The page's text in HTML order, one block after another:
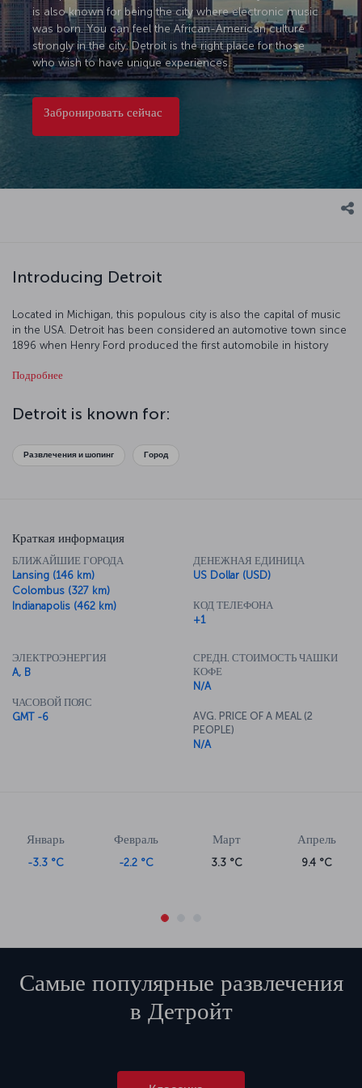
is also known for being the city where electronic music
was born. You can feel the African-American culture
strongly in the city. Detroit is the right place for those
who wish to have unique experiences.
Забронировать сейчас
Introducing Detroit
Located in Michigan, this populous city is also the capital of music
in the USA. Detroit has been considered an automotive town since
1896 when Henry Ford produced the first automobile in history
music was born. You can feel the African-American culture strongly
unique experiences.
Подробнее
Detroit is known for:
Развлечения и шопинг Город
Краткая информация
БЛИЖАЙШИЕ ГОРОДА
Lansing (146 km)
Colombus (327 km)
Indianapolis (462 km)
ДЕНЕЖНАЯ ЕДИНИЦА
US Dollar (USD)
КОД ТЕЛЕФОНА
+1
ЭЛЕКТРОЭНЕРГИЯ
A, B
ЧАСОВОЙ ПОЯС
GMT -6
СРЕДН. СТОИМОСТЬ ЧАШКИ
КОФЕ
N/A
AVG. PRICE OF A MEAL (2
PEOPLE)
N/A
Январь
-3.3 °C
Февраль
-2.2 °C
Март
3.3 °C
Апрель
9.4 °C
Самые популярные развлечения
в Детройт